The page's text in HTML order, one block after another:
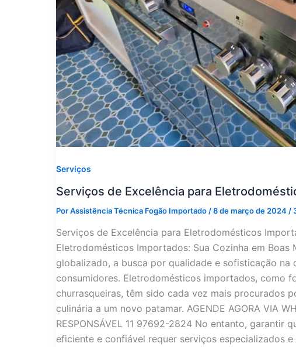
Serviços
Serviços de Excelência para
PorAssistência Técnica Fogão Importado /8 de março de 2024 /
Serviços de Excelência para Eletrodomésticos
Eletrodomésticos Importados: Sua Cozinha em
globalizado, a busca por qualidade e sofisticação
consumidores. Eletrodomésticos importados, como
churrasqueiras, têm sido cada vez mais procurados
culinária a um novo patamar. AGENDE AGORA VIA
RESPONSÁVEL 11 97692-2824 No entanto, garantir
eficiente e confiável requer serviços especializados